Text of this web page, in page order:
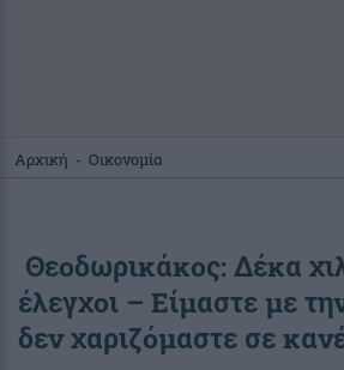
Αρχική - Οικονομία
Θεοδωρικάκος: Δέκα
έλεγχοι – Είμαστε με
δεν χαριζόμαστε σε